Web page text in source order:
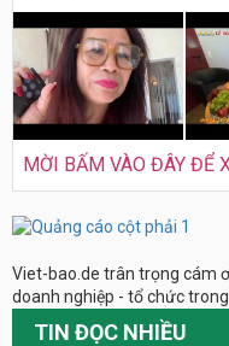
MỜI BẤM VÀO ĐÂY ĐỂ
Viet-bao.de trân trọng cám
doanh nghiệp - tổ chức
TIN ĐỌC NHIỀU